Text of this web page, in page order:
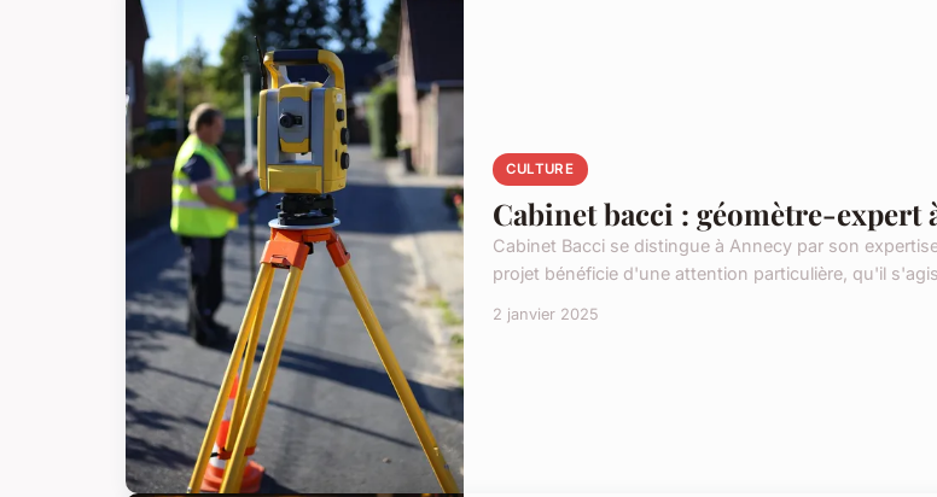
CULTURE
Cabinet bacci : géomètre-expert
Cabinet Bacci se distingue à Annecy par son
projet bénéficie d'une attention particulière, qu'il
2 janvier 2025